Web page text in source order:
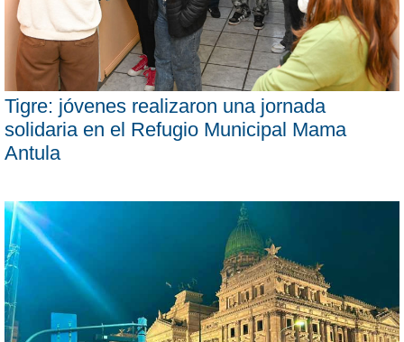
Tigre: jóvenes realizaron una jornada
solidaria en el Refugio Municipal Mama
Antula